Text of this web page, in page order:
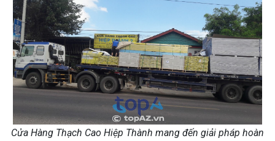
Cửa Hàng Thạch Cao Hiệp Thành mang đến giải pháp hoàn